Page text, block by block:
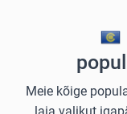
Meie kõige